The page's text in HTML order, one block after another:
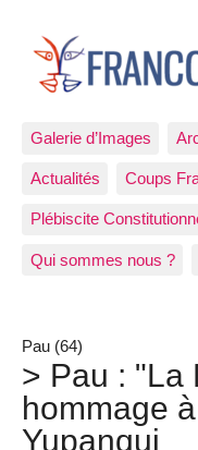
Galerie d’Images
Actualités Coups
Plébiscite
Qui sommes nous ?
Pau (64)
> Pau : "La
hommage
Yupanqui